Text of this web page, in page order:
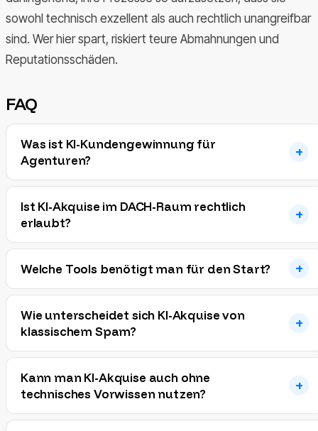
sowohl technisch exzellent als auch rechtlich unangreifbar
sind. Wer hier spart, riskiert teure Abmahnungen und
Reputationsschäden.
FAQ
Was ist KI-Kundengewinnung für
Agenturen?
Ist KI-Akquise im DACH-Raum rechtlich
erlaubt?
Welche Tools benötigt man für den Start?
Wie unterscheidet sich KI-Akquise von
klassischem Spam?
Kann man KI-Akquise auch ohne
technisches Vorwissen nutzen?